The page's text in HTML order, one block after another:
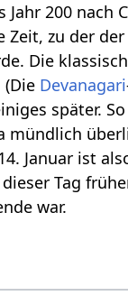
Jahr 200 nach
Zeit, zu der
Die
(Die Devanagari
später.
mündlich
Januar ist
Tag
war.